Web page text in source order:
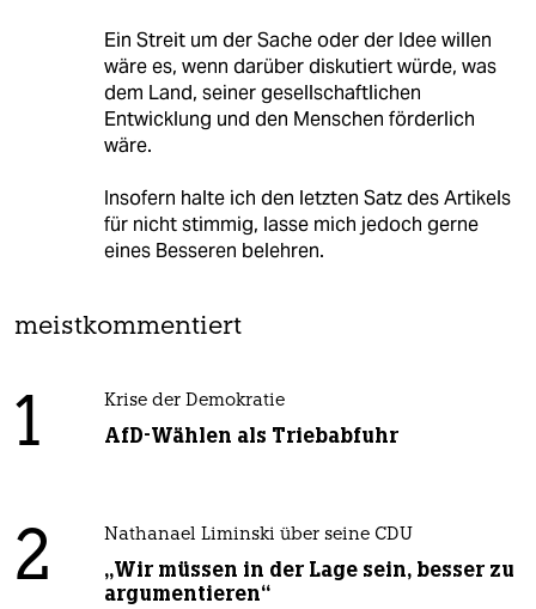
Ein Streit um der Sache oder der Idee willen
wäre es, wenn darüber diskutiert würde, was
dem Land, seiner gesellschaftlichen
Entwicklung und den Menschen förderlich
wäre.
Insofern halte ich den letzten Satz des Artikels
für nicht stimmig, lasse mich jedoch gerne
eines Besseren belehren.
meistkommentiert
1 Krise der Demokratie
AfD-Wählen als Triebabfuhr
2 Nathanael Liminski über seine CDU
„Wir müssen in der Lage sein, besser zu
argumentieren“